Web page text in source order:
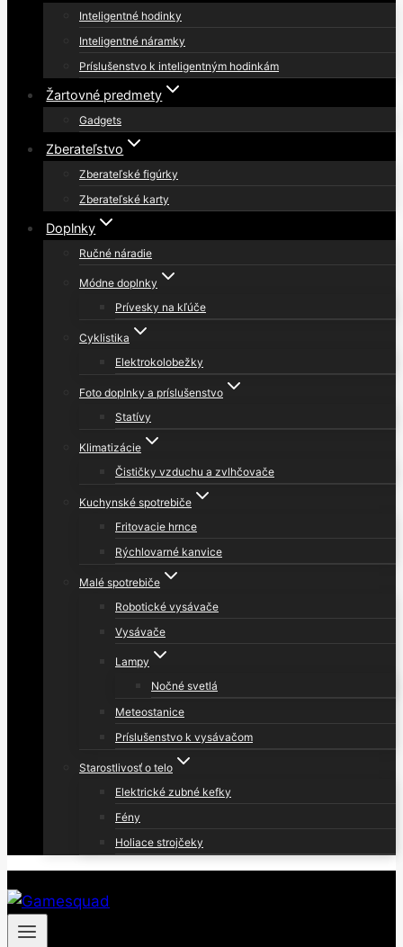
Inteligentné hodinky
Inteligentné náramky
Príslušenstvo k inteligentným hodinkám
Žartovné predmety
Gadgets
Zberateľstvo
Zberateľské figúrky
Zberateľské karty
Doplnky
Ručné náradie
Módne doplnky
Prívesky na kľúče
Cyklistika
Elektrokolobežky
Foto doplnky a príslušenstvo
Statívy
Klimatizácie
Čističky vzduchu a zvlhčovače
Kuchynské spotrebiče
Fritovacie hrnce
Rýchlovarné kanvice
Malé spotrebiče
Robotické vysávače
Vysávače
Lampy
Nočné svetlá
Meteostanice
Príslušenstvo k vysávačom
Starostlivosť o telo
Elektrické zubné kefky
Fény
Holiace strojčeky